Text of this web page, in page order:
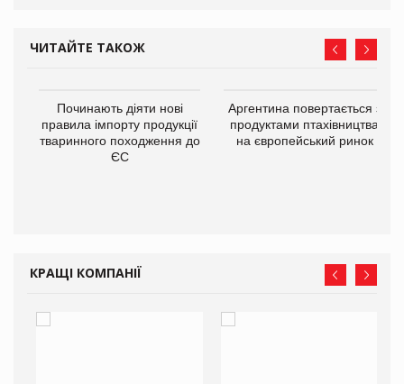
ЧИТАЙТЕ ТАКОЖ
Починають діяти нові
правила імпорту продукції
тваринного походження до
ЄС
Аргентина повертається з
продуктами птахівництва
на європейський ринок
КРАЩІ КОМПАНІЇ